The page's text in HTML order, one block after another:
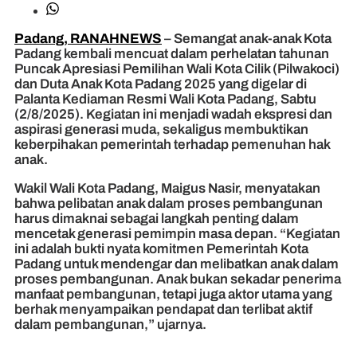
Padang, RANAHNEWS – Semangat anak-anak Kota
Padang kembali mencuat dalam perhelatan tahunan
Puncak Apresiasi Pemilihan Wali Kota Cilik (Pilwakoci)
dan Duta Anak Kota Padang 2025 yang digelar di
Palanta Kediaman Resmi Wali Kota Padang, Sabtu
(2/8/2025). Kegiatan ini menjadi wadah ekspresi dan
aspirasi generasi muda, sekaligus membuktikan
keberpihakan pemerintah terhadap pemenuhan hak
anak.
Wakil Wali Kota Padang, Maigus Nasir, menyatakan
bahwa pelibatan anak dalam proses pembangunan
harus dimaknai sebagai langkah penting dalam
mencetak generasi pemimpin masa depan. “Kegiatan
ini adalah bukti nyata komitmen Pemerintah Kota
Padang untuk mendengar dan melibatkan anak dalam
proses pembangunan. Anak bukan sekadar penerima
manfaat pembangunan, tetapi juga aktor utama yang
berhak menyampaikan pendapat dan terlibat aktif
dalam pembangunan,” ujarnya.